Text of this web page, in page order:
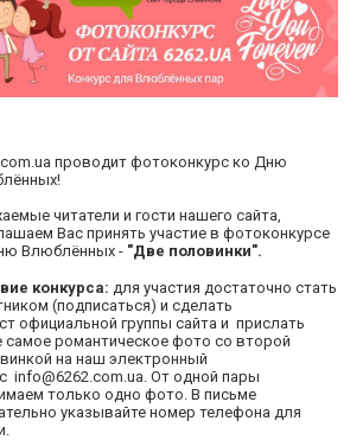
проводит фотоконкурс ко Дню
читатели и гости нашего сайта,
Вас принять участие в фотоконкурсе
Влюблённых - "Две половинки".
конкурса: для участия достаточно стать
(подписаться) и сделать
официальной группы сайта и прислать
самое романтическое фото со второй
на наш электронный
info@6262.com.ua . От одной пары
только одно фото. В письме
указывайте номер телефона для